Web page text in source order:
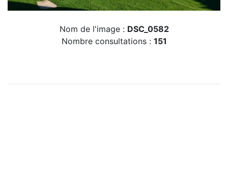
Nom de l'image : DSC_0582
Nombre consultations : 151